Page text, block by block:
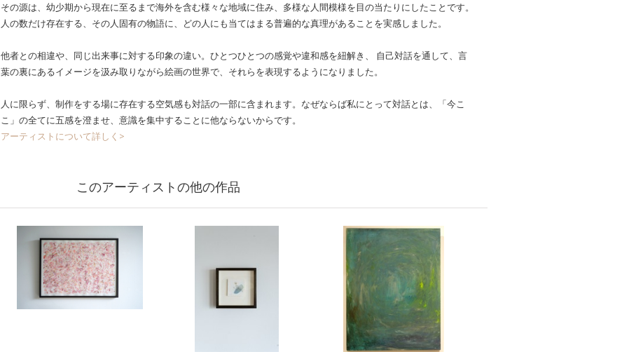
その源は、幼少期から現在に至るまで海外を含む様々な地域に住み、多様な人間模様を目の当たりにしたことです。
人の数だけ存在する、その人固有の物語に、どの人にも当てはまる普遍的な真理があることを実感しました。
他者との相違や、同じ出来事に対する印象の違い。ひとつひとつの感覚や違和感を紐解き、 自己対話を通して、言
葉の裏にあるイメージを汲み取りながら絵画の世界で、それらを表現するようになりました。
人に限らず、制作をする場に存在する空気感も対話の一部に含まれます。なぜならば私にとって対話とは、「今こ
こ」の全てに五感を澄ませ、意識を集中することに他ならないからです。
アーティストについて詳しく>
このアーティストの他の作品